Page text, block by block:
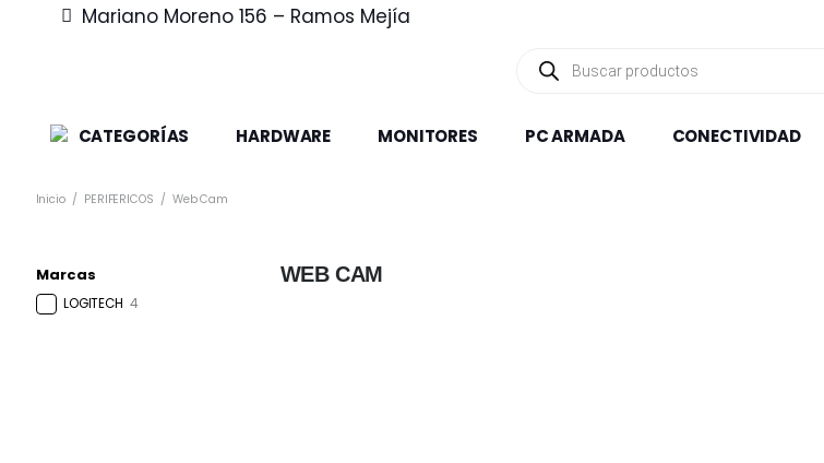
Mariano Moreno 156 – Ramos Mejía
productos
CATEGORÍAS HARDWARE MONITORES PC ARMADA CONECTIVIDAD
Inicio / PERIFERICOS / Web Cam
Marcas
LOGITECH 4
WEB CAM